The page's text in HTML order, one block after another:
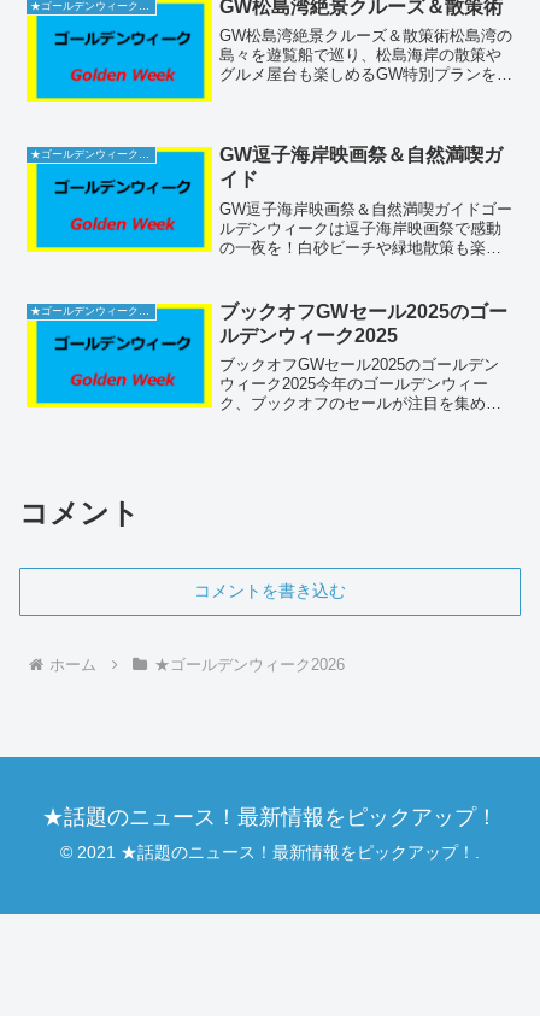
GW松島湾絶景クルーズ＆散策術
GW松島湾絶景クルーズ＆散策術松島湾の
島々を遊覧船で巡り、松島海岸の散策や
グルメ屋台も楽しめるGW特別プランをご
町内98-1に位置し...
★ゴールデンウィーク2026
GW逗子海岸映画祭＆自然満喫ガ
イド
GW逗子海岸映画祭＆自然満喫ガイドゴー
ルデンウィークは逗子海岸映画祭で感動
の一夜を！白砂ビーチや緑地散策も楽し
海岸海水浴場（逗子海岸映画祭会場）住
所：〒249-0007...
ブックオフGWセール2025のゴー
ルデンウィーク2025
ブックオフGWセール2025のゴールデン
ウィーク2025今年のゴールデンウィー
ク、ブックオフのセールが注目を集めて
コメント
コメントを書き込む
ホーム ★ゴールデンウィーク2026
★話題のニュース！最新情報をピックアップ！
© 2021 ★話題のニュース！最新情報をピックアップ！.